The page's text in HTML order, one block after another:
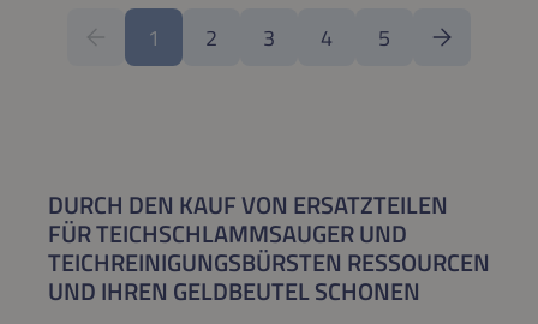
Seite
1 Seite
2 Seite
3 Seite
4 Seite
5
DURCH DEN KAUF VON ERSATZTEILEN
FÜR TEICHSCHLAMMSAUGER UND
TEICHREINIGUNGSBÜRSTEN RESSOURCEN
UND IHREN GELDBEUTEL SCHONEN